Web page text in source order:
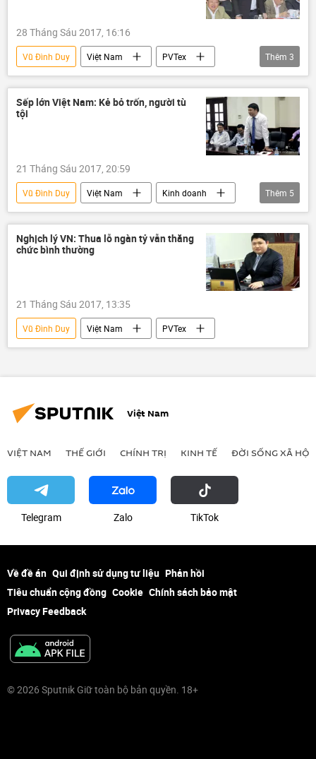
28 Tháng Sáu 2017, 16:16
Vũ Đình Duy Việt Nam
PVTex
Bộ Công an Việt Nam
Interpol
tham nhũng
Thêm 3
Sếp lớn Việt Nam: Kẻ bỏ trốn, người tù
tội
21 Tháng Sáu 2017, 20:59
Vũ Đình Duy Việt Nam
Kinh doanh
Vientiane
Trịnh Xuân Thanh
Vũ Đức Thuận
PVTex PVC
Thêm 5
Nghịch lý VN: Thua lỗ ngàn tỷ vẫn thăng
chức bình thường
21 Tháng Sáu 2017, 13:35
Vũ Đình Duy Việt Nam PVTex
Việt Nam
VIỆT NAM THẾ GIỚI CHÍNH TRỊ KINH TẾ ĐỜI SỐNG XÃ HỘI
Telegram Zalo ТikТоk
Về đề án Qui định sử dụng tư liệu Phản hồi
Tiêu chuẩn cộng đồng Cookie Chính sách bảo mật
Privacy Feedback
© 2026 Sputnik Giữ toàn bộ bản quyền. 18+